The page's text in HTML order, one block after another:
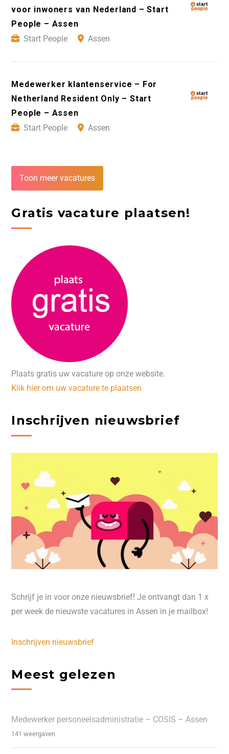
voor inwoners van Nederland – Start
People – Assen
Start People
Assen
Medewerker klantenservice – For
Netherland Resident Only – Start
People – Assen
Start People
Assen
Toon meer vacatures
Gratis vacature plaatsen!
Plaats gratis uw vacature op onze website.
Klik hier om uw vacature te plaatsen
Inschrijven nieuwsbrief
Schrijf je in voor onze nieuwsbrief! Je ontvangt dan 1 x
per week de nieuwste vacatures in Assen in je mailbox!
Inschrijven nieuwsbrief
Meest gelezen
Medewerker personeelsadministratie – COSIS – Assen
141 weergaven